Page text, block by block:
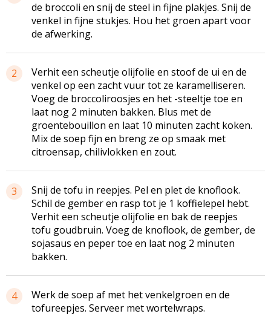
de broccoli en snij de steel in fijne plakjes. Snij de
venkel in fijne stukjes. Hou het groen apart voor
de afwerking.
2
Verhit een scheutje olijfolie en stoof de ui en de
venkel op een zacht vuur tot ze karamelliseren.
Voeg de broccoliroosjes en het -steeltje toe en
laat nog 2 minuten bakken. Blus met de
groentebouillon en laat 10 minuten zacht koken.
Mix de soep fijn en breng ze op smaak met
citroensap, chilivlokken en zout.
3
Snij de tofu in reepjes. Pel en plet de knoflook.
Schil de gember en rasp tot je 1 koffielepel hebt.
Verhit een scheutje olijfolie en bak de reepjes
tofu goudbruin. Voeg de knoflook, de gember, de
sojasaus en peper toe en laat nog 2 minuten
bakken.
4
Werk de soep af met het venkelgroen en de
tofureepjes. Serveer met wortelwraps.